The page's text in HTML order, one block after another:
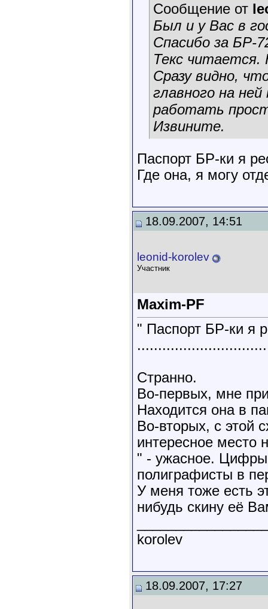
Сообщение от
Был и у Вас в
Спасибо за БР-
Текс читается.
Сразу видно,
главного на
работать
Извините.
Паспорт БР-ки я
Где она, я могу
18.09.2007, 14:51
leonid-korolev
Участник
Maxim-PF
" Паспорт БР-ки я
Странно.
Во-первых, мне
Находится она в
Во-вторых, с этой
интересное место
" - ужасное. Цифры
полиграфисты в
У меня тоже есть
нибудь скину её
korolev
18.09.2007, 17:27